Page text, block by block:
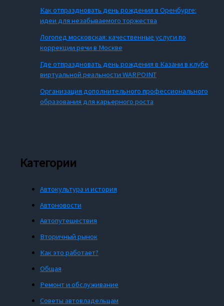
Как отпраздновать день рождения в Оренбурге:
идеи для незабываемого торжества
Логопед московская: качественные услуги по
коррекции речи в Москве
Где отпраздновать день рождения в Казани в клубе
виртуальной реальности WARPOINT
Организация дополнительного профессионального
образования для карьерного роста
Категории
Автокультура и история
Автоновости
Автопутешествия
Вторичный рынок
Как это работает?
Общая
Ремонт и обслуживание
Советы автовладельцам